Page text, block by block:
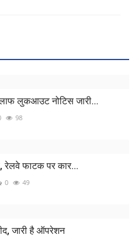
लुकआउट नोटिस जारी...
98
रेलवे फाटक पर कार...
0 49
जारी है ऑपरेशन